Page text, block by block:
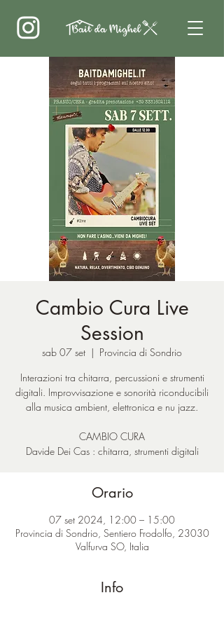
Cambio Cura Live
Session
sab 07 set
  |
Provincia di Sondrio
Interazioni tra chitarra, percussioni e strumenti
digitali. Improvvisazione e sonorità riconducibili
alla musica ambient, elettronica e nu jazz.
CAMBIO CURA
Davide Dei Cas : chitarra, strumenti digitali
Orario
07 set 2024, 12:00 – 15:00
Provincia di Sondrio, Sentiero Frodolfo, 23030
Valfurva SO, Italia
Info